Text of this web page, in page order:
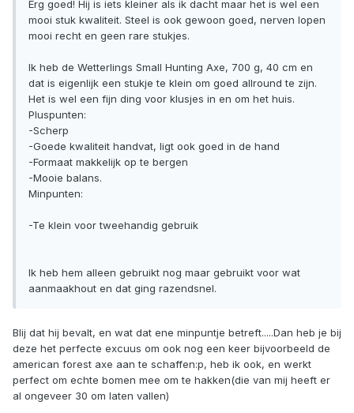
Erg goed! Hij is iets kleiner als ik dacht maar het is wel een
mooi stuk kwaliteit. Steel is ook gewoon goed, nerven lopen
mooi recht en geen rare stukjes.
Ik heb de Wetterlings Small Hunting Axe, 700 g, 40 cm en
dat is eigenlijk een stukje te klein om goed allround te zijn.
Het is wel een fijn ding voor klusjes in en om het huis.
Pluspunten:
-Scherp
-Goede kwaliteit handvat, ligt ook goed in de hand
-Formaat makkelijk op te bergen
-Mooie balans.
Minpunten:
-Te klein voor tweehandig gebruik
Ik heb hem alleen gebruikt nog maar gebruikt voor wat
aanmaakhout en dat ging razendsnel.
Blij dat hij bevalt, en wat dat ene minpuntje betreft.....Dan heb je bij
deze het perfecte excuus om ook nog een keer bijvoorbeeld de
american forest axe aan te schaffen:p, heb ik ook, en werkt
perfect om echte bomen mee om te hakken(die van mij heeft er
al ongeveer 30 om laten vallen)